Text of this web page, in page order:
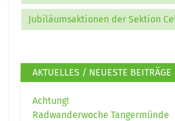
Jubiläumsaktionen der Sektion
AKTUELLES / NEUESTE BEITRÄGE
Achtung!
Radwanderwoche Tangermünde